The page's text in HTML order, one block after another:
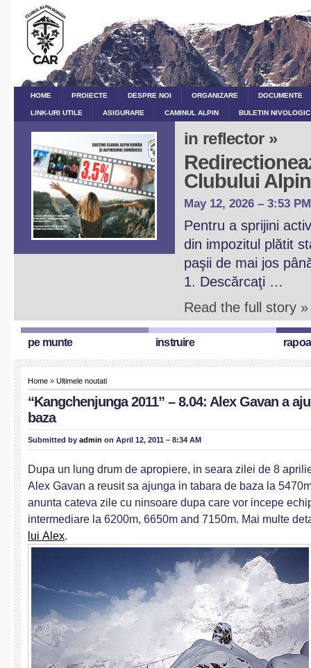
HOME PROIECTE DESPRE NOI ORGANIZARE DOCUMENTE
LINK-URI UTILE ASIGURARE CAMINUL ALPIN BULETIN
in reflector »
Clubului
May 12, 2026 – 3:53 PM
Pentru a sprijini
din impozitul plătit
paşii de mai jos
1. Descărcaţi …
Read the full story »
pe munte instruire
Home » Ultimele noutati
“Kangchenjunga 2011” – 8.04: Alex Gavan a
baza
Submitted by admin on April 12, 2011 – 8:34 AM
Dupa un lung drum de apropiere, in seara zilei de 8
Alex Gavan a reusit sa ajunga in tabara de baza la
anunta cateva zile cu ninsoare dupa care vor incepe
intermediare la 6200m, 6650m and 7150m. Mai multe
lui Alex.